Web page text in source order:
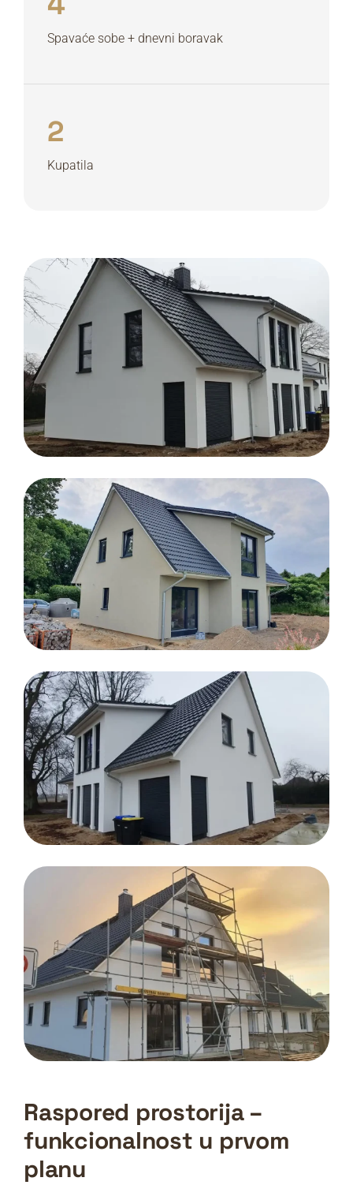
Spavaće sobe + dnevni boravak
2
Kupatila
Raspored prostorija –
funkcionalnost u prvom
planu